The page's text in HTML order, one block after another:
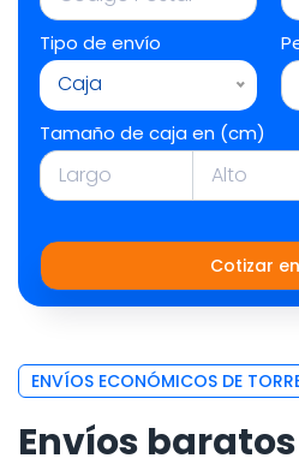
Tipo de envío
Caja
Tamaño de caja en (cm)
Cotizar
ENVÍOS ECONÓMICOS DE
Envíos